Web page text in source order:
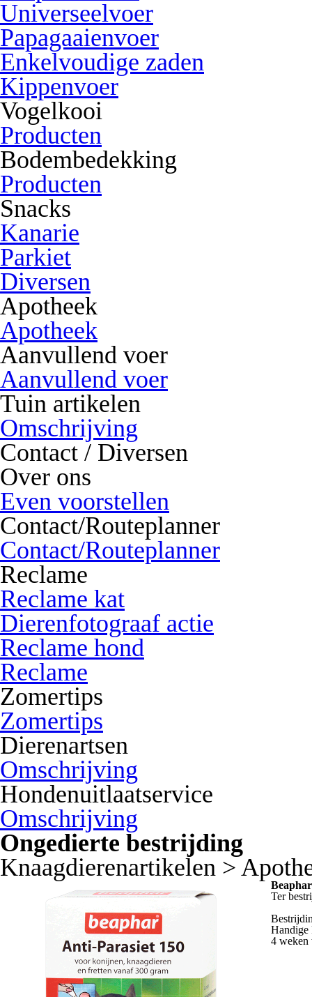
Universeelvoer
Papagaaienvoer
Enkelvoudige zaden
Kippenvoer
Vogelkooi
Producten
Bodembedekking
Producten
Snacks
Kanarie
Parkiet
Diversen
Apotheek
Apotheek
Aanvullend voer
Aanvullend voer
Tuin artikelen
Omschrijving
Contact / Diversen
Over ons
Even voorstellen
Contact/Routeplanner
Contact/Routeplanner
Reclame
Reclame kat
Dierenfotograaf actie
Reclame hond
Reclame
Zomertips
Zomertips
Dierenartsen
Omschrijving
Hondenuitlaatservice
Omschrijving
Ongedierte bestrijding
Knaagdierenartikelen >
Ter
Handige
4 weken